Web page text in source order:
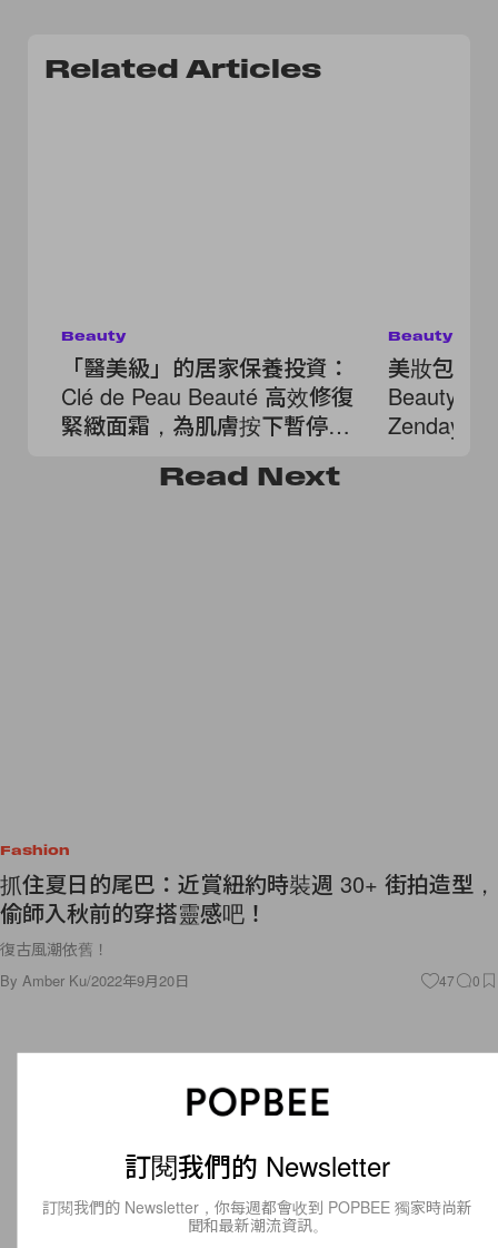
Related Articles
Beauty
「醫美級」的居家保養投資：
Clé de Peau Beauté 高效修復
緊緻面霜，為肌膚按下暫停
Beauty
美妝包該
Beauty 全
Zendaya
Read Next
Fashion
抓住夏日的尾巴：近賞紐約時裝週 30+ 街拍造型，
偷師入秋前的穿搭靈感吧！
復古風潮依舊！
By Amber Ku/2022年9月20日 47 0
訂閱我們的 Newsletter
訂閱我們的 Newsletter，你每週都會收到 POPBEE 獨家時尚新
聞和最新潮流資訊。